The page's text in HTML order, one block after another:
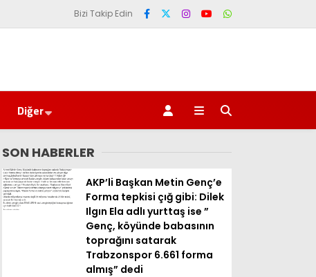
Bizi Takip Edin
Diğer
SON HABERLER
AKP’li Başkan Metin Genç’e
Forma tepkisi çığ gibi: Dilek
Ilgın Ela adlı yurttaş ise ”
Genç, köyünde babasının
toprağını satarak
Trabzonspor 6.661 forma
almış” dedi